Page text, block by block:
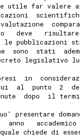
utile far valere
deve
le pubblicazioni
sono  stati
legislativo
in
al  punto  2
dopo  il
presentare
chiede di